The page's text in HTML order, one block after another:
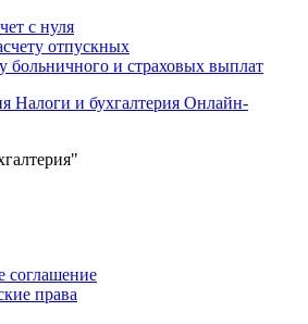
с нуля
отпускных
больничного и страховых выплат
Налоги и бухгалтерия Онлайн-
соглашение
права